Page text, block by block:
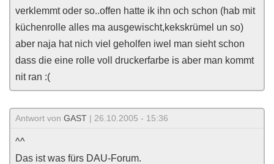
verklemmt oder so..offen hatte ik ihn och schon (hab mit
küchenrolle alles ma ausgewischt,kekskrümel un so)
aber naja hat nich viel geholfen iwel man sieht schon
dass die eine rolle voll druckerfarbe is aber man kommt
nit ran :(
Antwort von GAST | 26.10.2005 - 15:36
^^
Das ist was fürs DAU-Forum.